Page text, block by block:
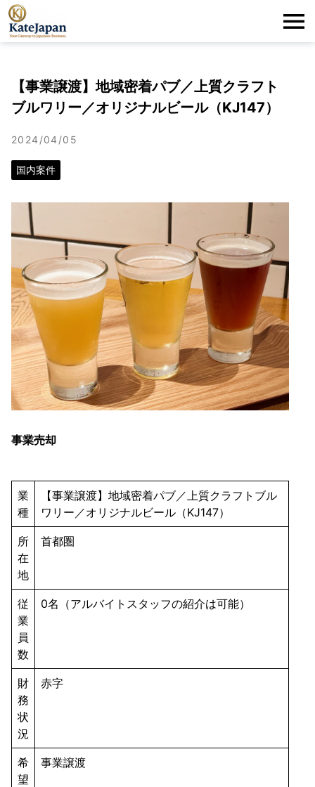
KateJapan
LLC
【事業譲渡】地域密着パブ／上質クラフト
ブルワリー／オリジナルビール（KJ147）
2024/04/05
国内案件
事業売却
業
種
【事業譲渡】地域密着パブ／上質クラフトブル
ワリー／オリジナルビール（KJ147）
所
在
地
首都圏
従
業
員
数
0名（アルバイトスタッフの紹介は可能）
財
務
状
況
赤字
希
望
事業譲渡